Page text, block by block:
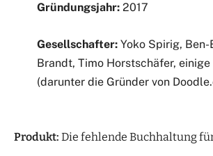
Gründungsjahr: 2017
Gesellschafter:Yoko Spirig, Ben-
Brandt, Timo Horstschäfer,
(darunter die Gründer von
Produkt: Die fehlende Buchhaltung